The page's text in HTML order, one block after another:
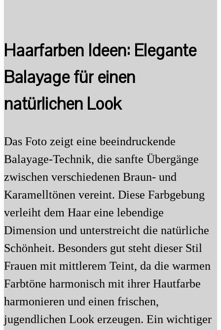
Haarfarben Ideen: Elegante
Balayage für einen
natürlichen Look
Das Foto zeigt eine beeindruckende
Balayage-Technik, die sanfte Übergänge
zwischen verschiedenen Braun- und
Karamelltönen vereint. Diese Farbgebung
verleiht dem Haar eine lebendige
Dimension und unterstreicht die natürliche
Schönheit. Besonders gut steht dieser Stil
Frauen mit mittlerem Teint, da die warmen
Farbtöne harmonisch mit ihrer Hautfarbe
harmonieren und einen frischen,
jugendlichen Look erzeugen. Ein wichtiger